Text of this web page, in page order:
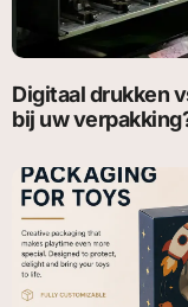
Digitaal drukken
bij uw